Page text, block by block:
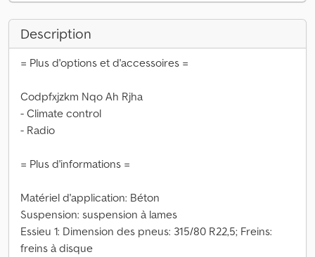
Description
= Plus d'options et d'accessoires =
Codpfxjzkm Nqo Ah Rjha
- Climate control
- Radio
= Plus d'informations =
Matériel d'application: Béton
Suspension: suspension à lames
Essieu 1: Dimension des pneus: 315/80 R22,5; Freins:
freins à disque